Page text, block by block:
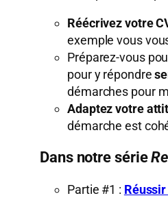
Réécrivez votre
exemple vous
Préparez-vous
pour y répondre
démarches pour
Adaptez votre
démarche est
Dans notre série
Partie #1 : Réussir